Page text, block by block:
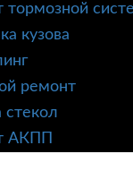
тормозной
кузова
ремонт
стекол
АКПП